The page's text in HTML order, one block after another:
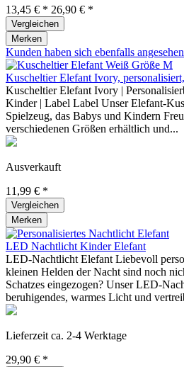
13,45 € * 26,90 € *
Vergleichen
Merken
Kunden haben sich ebenfalls angesehen
Kuscheltier Elefant Ivory,
Kuscheltier Elefant Ivory |
Kinder | Label Label Unser Elefant-
Spielzeug, das Babys und Kindern
verschiedenen Größen erhältlich und...
Ausverkauft
11,99 € *
Vergleichen
Merken
LED Nachtlicht Kinder Elefant
LED-Nachtlicht Elefant Liebevoll
kleinen Helden der Nacht sind noch
Schatzes eingezogen? Unser LED-
beruhigendes, warmes Licht und
Lieferzeit ca. 2-4 Werktage
29,90 € *